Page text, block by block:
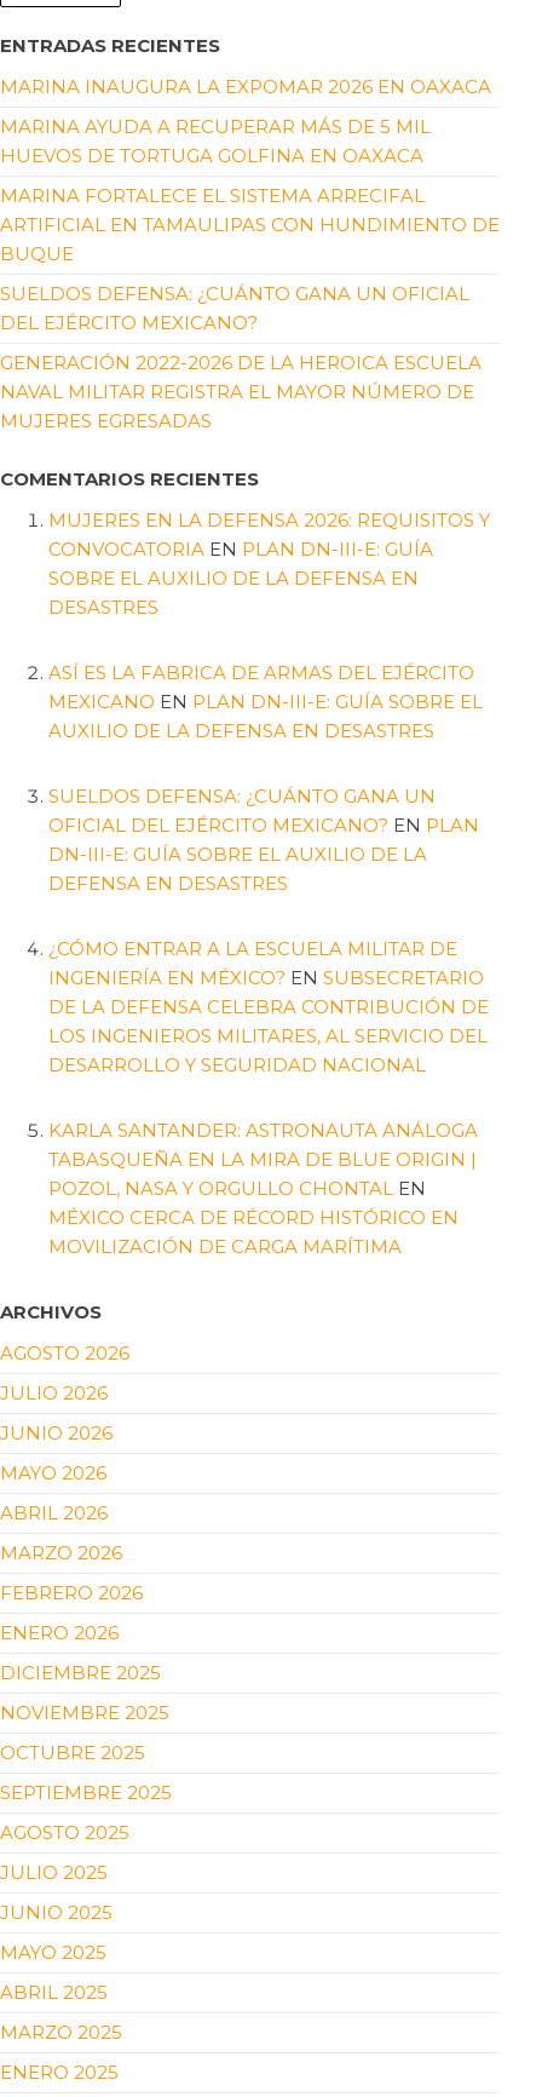
ENTRADAS RECIENTES
MARINA INAUGURA LA EXPOMAR 2026 EN OAXACA
MARINA AYUDA A RECUPERAR MÁS DE 5 MIL
HUEVOS DE TORTUGA GOLFINA EN OAXACA
MARINA FORTALECE EL SISTEMA ARRECIFAL
ARTIFICIAL EN TAMAULIPAS CON HUNDIMIENTO DE
BUQUE
SUELDOS DEFENSA: ¿CUÁNTO GANA UN OFICIAL
DEL EJÉRCITO MEXICANO?
GENERACIÓN 2022-2026 DE LA HEROICA ESCUELA
NAVAL MILITAR REGISTRA EL MAYOR NÚMERO DE
MUJERES EGRESADAS
COMENTARIOS RECIENTES
MUJERES EN LA DEFENSA 2026: REQUISITOS Y
CONVOCATORIA EN PLAN DN-III-E: GUÍA
SOBRE EL AUXILIO DE LA DEFENSA EN
DESASTRES
ASÍ ES LA FABRICA DE ARMAS DEL EJÉRCITO
MEXICANO EN PLAN DN-III-E: GUÍA SOBRE EL
AUXILIO DE LA DEFENSA EN DESASTRES
SUELDOS DEFENSA: ¿CUÁNTO GANA UN
OFICIAL DEL EJÉRCITO MEXICANO? EN PLAN
DN-III-E: GUÍA SOBRE EL AUXILIO DE LA
DEFENSA EN DESASTRES
¿CÓMO ENTRAR A LA ESCUELA MILITAR DE
INGENIERÍA EN MÉXICO? EN SUBSECRETARIO
DE LA DEFENSA CELEBRA CONTRIBUCIÓN DE
LOS INGENIEROS MILITARES, AL SERVICIO DEL
DESARROLLO Y SEGURIDAD NACIONAL
KARLA SANTANDER: ASTRONAUTA ANÁLOGA
TABASQUEÑA EN LA MIRA DE BLUE ORIGIN |
POZOL, NASA Y ORGULLO CHONTAL EN
MÉXICO CERCA DE RÉCORD HISTÓRICO EN
MOVILIZACIÓN DE CARGA MARÍTIMA
ARCHIVOS
AGOSTO 2026
JULIO 2026
JUNIO 2026
MAYO 2026
ABRIL 2026
MARZO 2026
FEBRERO 2026
ENERO 2026
DICIEMBRE 2025
NOVIEMBRE 2025
OCTUBRE 2025
SEPTIEMBRE 2025
AGOSTO 2025
JULIO 2025
JUNIO 2025
MAYO 2025
ABRIL 2025
MARZO 2025
ENERO 2025